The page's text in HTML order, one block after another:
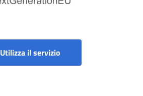
Utilizza il servizio